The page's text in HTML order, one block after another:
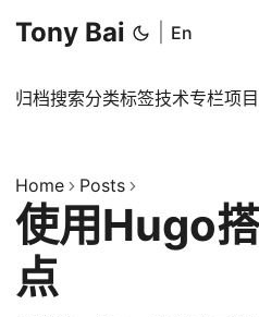
Tony Bai En
归档搜索分类标签技术专栏项目
Home Posts
使用Hugo
点